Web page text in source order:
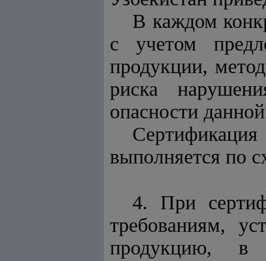
В каждом
с учетом
продукции,
риска
опасности
выполняется по
4. При
требованиям,
продукцию, в